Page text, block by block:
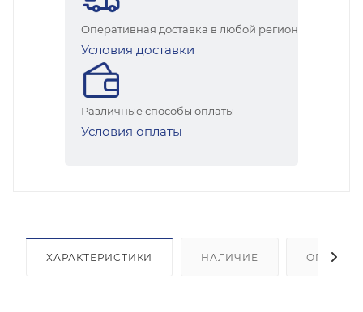
Оперативная доставка в любой регион
Условия доставки
Различные способы оплаты
Условия оплаты
ХАРАКТЕРИСТИКИ НАЛИЧИЕ ОПЛАТА